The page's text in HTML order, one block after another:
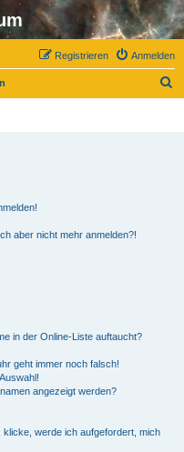
Anmelden
Registrieren
aber nicht mehr anmelden?!
in der Online-Liste auftaucht?
geht immer noch falsch!
angezeigt werden?
werde ich aufgefordert, mich